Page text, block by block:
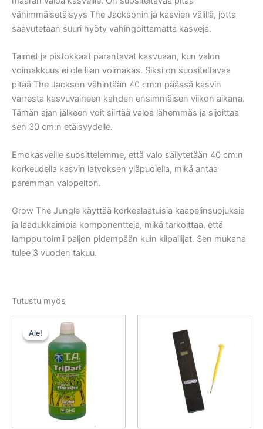
vähimmäisetäisyys The Jacksonin ja kasvien välillä, jotta
saavutetaan suuri hyöty vahingoittamatta kasveja.
Taimet ja pistokkaat parantavat kasvuaan, kun valon
voimakkuus ei ole liian voimakas. Siksi on suositeltavaa
pitää The Jackson vähintään 40 cm:n päässä kasvin
varresta kasvuvaiheen kahden ensimmäisen viikon aikana.
Tämän ajan jälkeen voit siirtää valoa lähemmäs ja sijoittaa
sen 30 cm:n etäisyydelle.
Emokasveille suosittelemme, että valo säilytetään 40 cm:n
korkeudella kasvin latvoksen yläpuolella, mikä antaa
paremman valopeiton.
Grow The Jungle käyttää korkealaatuisia kaapelinsuojuksia
ja laadukkaimpia komponentteja, mikä tarkoittaa, että
lamppu toimii paljon pidempään kuin kilpailijat. Sen mukana
tulee 3 vuoden takuu.
Tutustu myös
Ale!
Ale!
Alkuperäinen
hinta
oli:
12,50 €.
Nykyinen
on:
11,25 €.